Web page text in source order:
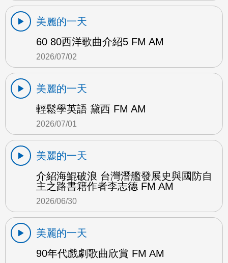
美麗的一天
60 80西洋歌曲介紹5 FM AM
2026/07/02
美麗的一天
輕鬆學英語 黛西 FM AM
2026/07/01
美麗的一天
介紹海鯤破浪 台灣潛艦發展史與國防自
主之路書籍作者李志德 FM AM
2026/06/30
美麗的一天
90年代戲劇歌曲欣賞 FM AM